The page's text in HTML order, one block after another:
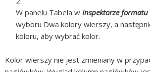
W panelu Tabela w Inspektorze formatu
wyboru Dwa kolory wierszy, a
koloru, aby wybrać kolor.
Kolor wierszy nie jest zmieniany w